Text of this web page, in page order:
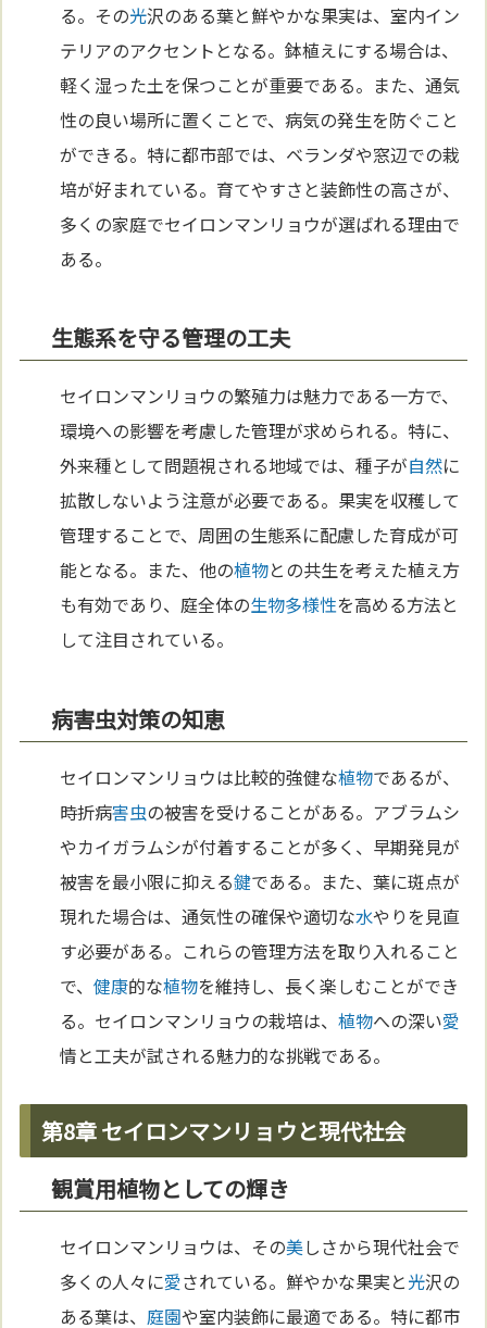
る。その光沢のある葉と鮮やかな果実は、室内イン
テリアのアクセントとなる。鉢植えにする場合は、
軽く湿った土を保つことが重要である。また、通気
性の良い場所に置くことで、病気の発生を防ぐこと
ができる。特に都市部では、ベランダや窓辺での栽
培が好まれている。育てやすさと装飾性の高さが、
多くの家庭でセイロンマンリョウが選ばれる理由で
ある。
生態系を守る管理の工夫
セイロンマンリョウの繁殖力は魅力である一方で、
環境への影響を考慮した管理が求められる。特に、
外来種として問題視される地域では、種子が自然に
拡散しないよう注意が必要である。果実を収穫して
管理することで、周囲の生態系に配慮した育成が可
能となる。また、他の植物との共生を考えた植え方
も有効であり、庭全体の生物多様性を高める方法と
して注目されている。
病害虫対策の知恵
セイロンマンリョウは比較的強健な植物であるが、
時折病害虫の被害を受けることがある。アブラムシ
やカイガラムシが付着することが多く、早期発見が
被害を最小限に抑える鍵である。また、葉に斑点が
現れた場合は、通気性の確保や適切な水やりを見直
す必要がある。これらの管理方法を取り入れること
で、健康的な植物を維持し、長く楽しむことができ
る。セイロンマンリョウの栽培は、植物への深い愛
情と工夫が試される魅力的な挑戦である。
第8章 セイロンマンリョウと現代社会
観賞用植物としての輝き
セイロンマンリョウは、その美しさから現代社会で
多くの人々に愛されている。鮮やかな果実と光沢の
ある葉は、庭園や室内装飾に最適である。特に都市